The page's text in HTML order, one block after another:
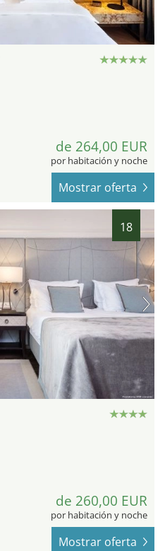
de 264,00 EUR
por habitación y noche
Mostrar oferta
18
de 260,00 EUR
por habitación y noche
Mostrar oferta